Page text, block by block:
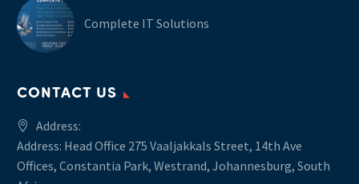
Complete IT Solutions
CONTACT US
Address:
Address: Head Office 275 Vaaljakkals Street, 14th Ave
Offices, Constantia Park, Westrand, Johannesburg, South